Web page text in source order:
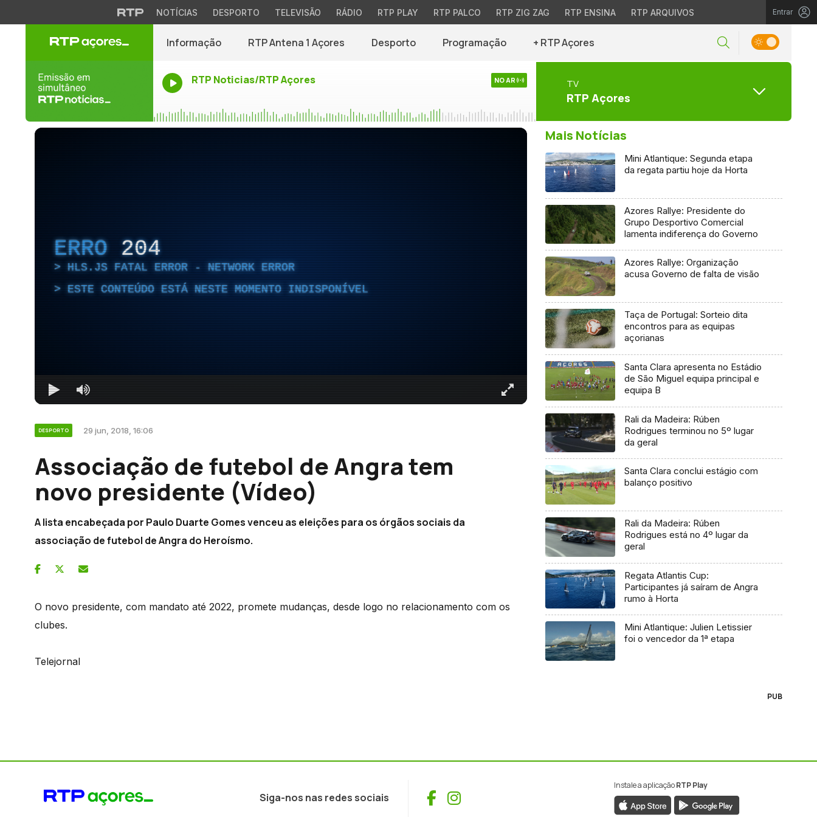
NOTÍCIAS DESPORTO TELEVISÃO RÁDIO RTP PLAY RTP PALCO RTP ZIG ZAG RTP ENSINA RTP ARQUIVOS Entrar
Informação RTP Antena 1 Açores Desporto Programação + RTP Açores
RTP Noticias/RTP Açores NO AR TV
RTP Açores
ERRO 204
HLS.JS FATAL ERROR - NETWORK ERROR
ESTE CONTEÚDO ESTÁ NESTE MOMENTO INDISPONÍVEL
DESPORTO 29 jun, 2018, 16:06
Associação de futebol de Angra tem
novo presidente (Vídeo)
A lista encabeçada por Paulo Duarte Gomes venceu as eleições para os órgãos sociais da
associação de futebol de Angra do Heroísmo.
O novo presidente, com mandato até 2022, promete mudanças, desde logo no relacionamento com os
clubes.
Telejornal
Mais Notícias
Mini Atlantique: Segunda etapa
da regata partiu hoje da Horta
Azores Rallye: Presidente do
Grupo Desportivo Comercial
lamenta indiferença do Governo
Azores Rallye: Organização
acusa Governo de falta de visão
Taça de Portugal: Sorteio dita
encontros para as equipas
açorianas
Santa Clara apresenta no Estádio
de São Miguel equipa principal e
equipa B
Rali da Madeira: Rúben
Rodrigues terminou no 5º lugar
da geral
Santa Clara conclui estágio com
balanço positivo
Rali da Madeira: Rúben
Rodrigues está no 4º lugar da
geral
Regata Atlantis Cup:
Participantes já saíram de Angra
rumo à Horta
Mini Atlantique: Julien Letissier
foi o vencedor da 1ª etapa
PUB
Siga-nos nas redes sociais Facebook
Instagram
Instale a aplicaçãoRTP Play